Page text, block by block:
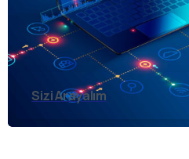
Sizi Arayalım